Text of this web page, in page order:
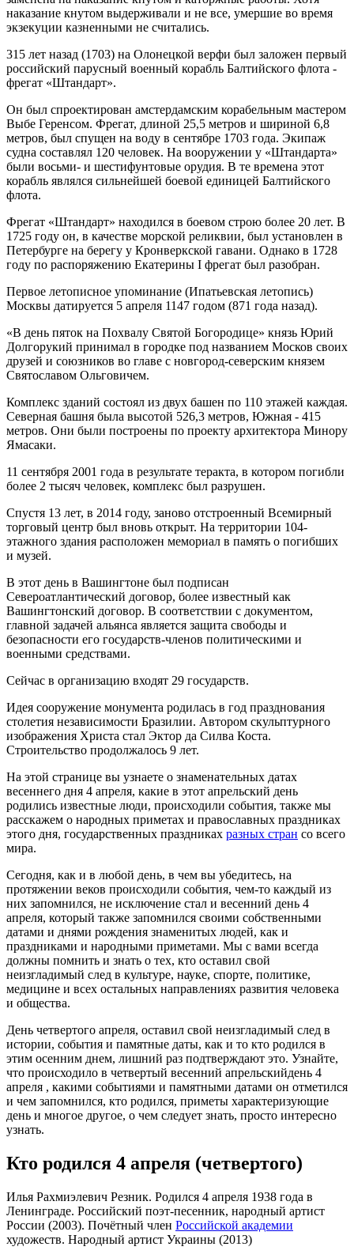
наказание кнутом выдерживали и не все, умершие во время
экзекуции казненными не считались.
315 лет назад (1703) на Олонецкой верфи был заложен первый
российский парусный военный корабль Балтийского флота -
фрегат «Штандарт».
Он был спроектирован амстердамским корабельным мастером
Выбе Геренсом. Фрегат, длиной 25,5 метров и шириной 6,8
метров, был спущен на воду в сентябре 1703 года. Экипаж
судна составлял 120 человек. На вооружении у «Штандарта»
были восьми- и шестифунтовые орудия. В те времена этот
корабль являлся сильнейшей боевой единицей Балтийского
флота.
Фрегат «Штандарт» находился в боевом строю более 20 лет. В
1725 году он, в качестве морской реликвии, был установлен в
Петербурге на берегу у Кронверкской гавани. Однако в 1728
году по распоряжению Екатерины I фрегат был разобран.
Первое летописное упоминание (Ипатьевская летопись)
Москвы датируется 5 апреля 1147 годом (871 года назад).
«В день пяток на Похвалу Святой Богородице» князь Юрий
Долгорукий принимал в городке под названием Москов своих
друзей и союзников во главе с новгород-северским князем
Святославом Ольговичем.
Комплекс зданий состоял из двух башен по 110 этажей каждая.
Северная башня была высотой 526,3 метров, Южная - 415
метров. Они были построены по проекту архитектора Минору
Ямасаки.
11 сентября 2001 года в результате теракта, в котором погибли
более 2 тысяч человек, комплекс был разрушен.
Спустя 13 лет, в 2014 году, заново отстроенный Всемирный
торговый центр был вновь открыт. На территории 104-
этажного здания расположен мемориал в память о погибших
и музей.
В этот день в Вашингтоне был подписан
Североатлантический договор, более известный как
Вашингтонский договор. В соответствии с документом,
главной задачей альянса является защита свободы и
безопасности его государств-членов политическими и
военными средствами.
Сейчас в организацию входят 29 государств.
Идея сооружение монумента родилась в год празднования
столетия независимости Бразилии. Автором скульптурного
изображения Христа стал Эктор да Силва Коста.
Строительство продолжалось 9 лет.
На этой странице вы узнаете о знаменательных датах
весеннего дня 4 апреля, какие в этот апрельский день
родились известные люди, происходили события, также мы
расскажем о народных приметах и православных праздниках
этого дня, государственных праздниках разных стран со всего
мира.
Сегодня, как и в любой день, в чем вы убедитесь, на
протяжении веков происходили события, чем-то каждый из
них запомнился, не исключение стал и весенний день 4
апреля, который также запомнился своими собственными
датами и днями рождения знаменитых людей, как и
праздниками и народными приметами. Мы с вами всегда
должны помнить и знать о тех, кто оставил свой
неизгладимый след в культуре, науке, спорте, политике,
медицине и всех остальных направлениях развития человека
и общества.
День четвертого апреля, оставил свой неизгладимый след в
истории, события и памятные даты, как и то кто родился в
этим осенним днем, лишний раз подтверждают это. Узнайте,
что происходило в четвертый весенний апрельскийдень 4
апреля , какими событиями и памятными датами он отметился
и чем запомнился, кто родился, приметы характеризующие
день и многое другое, о чем следует знать, просто интересно
узнать.
Кто родился 4 апреля (четвертого)
Илья Рахмиэлевич Резник. Родился 4 апреля 1938 года в
Ленинграде. Российский поэт-песенник, народный артист
России (2003). Почётный член Российской академии
художеств. Народный артист Украины (2013)